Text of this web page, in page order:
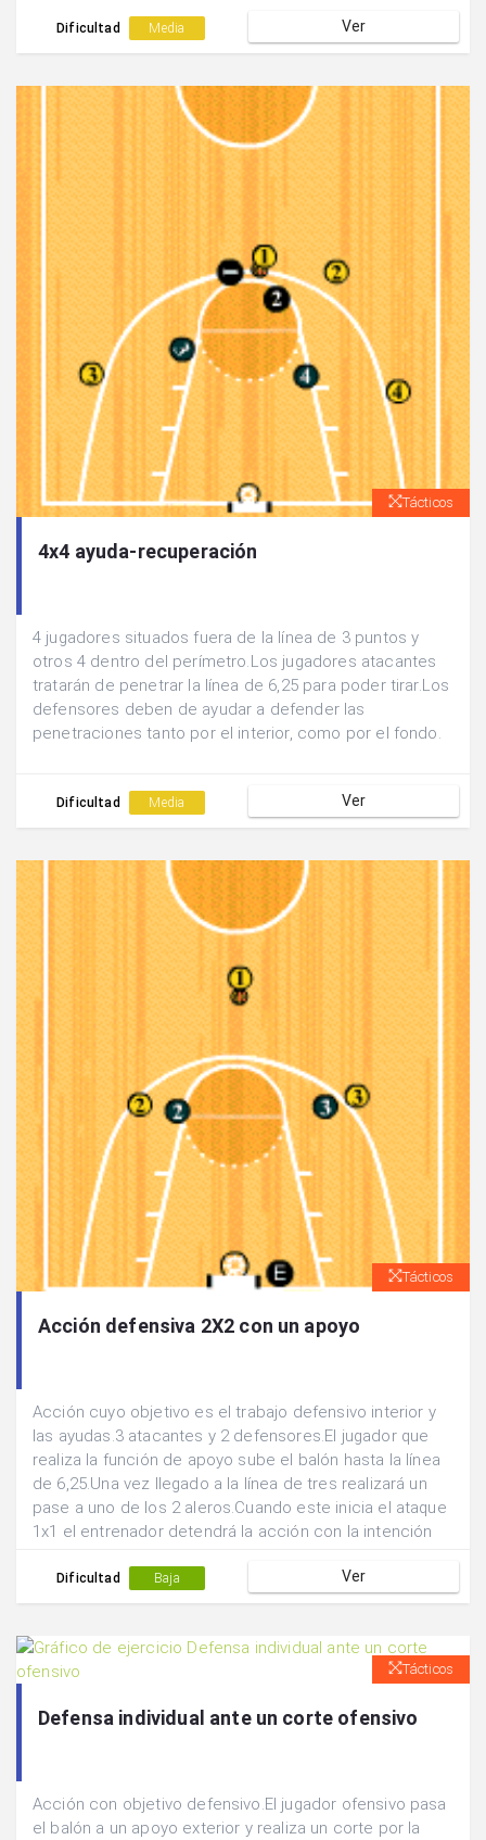
del bloqueo para finalizar con lanzamiento exterior o
penetrar hacia la canasta.
Dificultad Media Ver
Tácticos
4x4 ayuda-recuperación
4 jugadores situados fuera de la línea de 3 puntos y
otros 4 dentro del perímetro.Los jugadores atacantes
tratarán de penetrar la línea de 6,25 para poder tirar.Los
defensores deben de ayudar a defender las
penetraciones tanto por el interior, como por el fondo.
Dificultad Media Ver
Tácticos
Acción defensiva 2X2 con un apoyo
Acción cuyo objetivo es el trabajo defensivo interior y
las ayudas.3 atacantes y 2 defensores.El jugador que
realiza la función de apoyo sube el balón hasta la línea
de 6,25.Una vez llegado a la línea de tres realizará un
pase a uno de los 2 aleros.Cuando este inicia el ataque
1x1 el entrenador detendrá la acción con la intención
defensores tratarán de evitar las penetraciones de los
atacantes.
Dificultad Baja Ver
Tácticos
Defensa individual ante un corte ofensivo
Acción con objetivo defensivo.El jugador ofensivo pasa
el balón a un apoyo exterior y realiza un corte por la